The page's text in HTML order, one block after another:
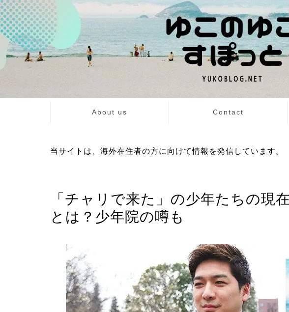
About us Contact
当サイトは、海外在住者の方に向けて情報を発信しています。
「チャリで来た」の少年たちの現
とは？少年院の噂も